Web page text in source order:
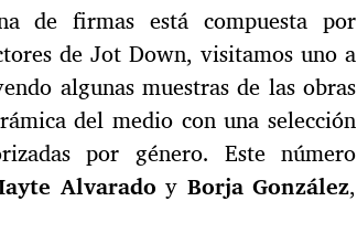
de firmas está compuesta por
de Jot Down, visitamos uno a
algunas muestras de las obras
del medio con una selección
por género. Este número
Alvarado y Borja González,